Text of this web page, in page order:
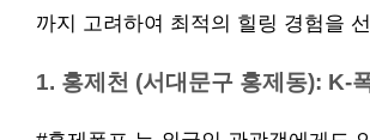
까지 고려하여 최적의 힐링 경험을
1. 홍제천 (서대문구 홍제동): K-